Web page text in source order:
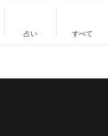
占い すべて